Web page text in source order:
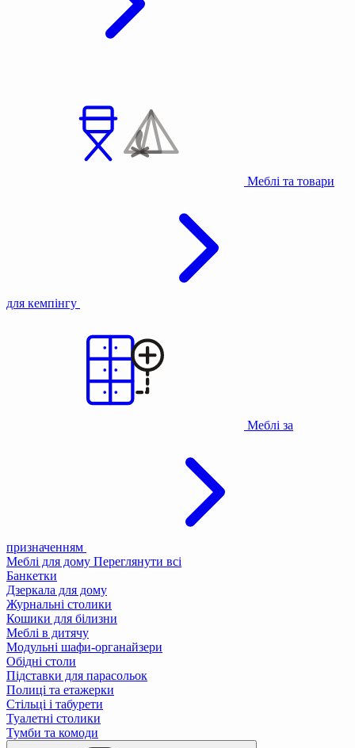
Меблі та товари
для кемпінгу
Меблі за
призначенням
Меблі для дому Переглянути всі
Банкетки
Дзеркала для дому
Журнальні столики
Кошики для білизни
Меблі в дитячу
Модульні шафи-органайзери
Обідні столи
Підставки для парасольок
Полиці та етажерки
Стільці і табурети
Туалетні столики
Тумби та комоди